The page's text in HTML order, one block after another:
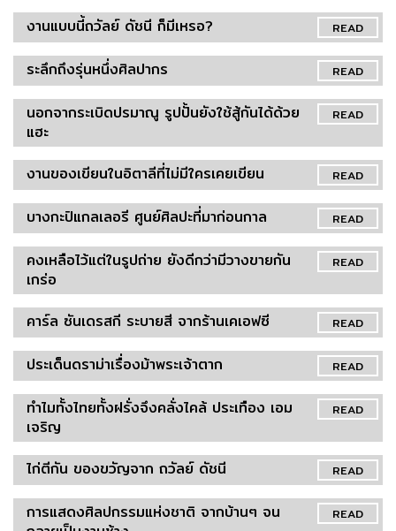
READ
งานแบบนี้ถวัลย์ ดัชนี ก็มีเหรอ?
READ
ระลึกถึงรุ่นหนึ่งศิลปากร
READ
นอกจากระเบิดปรมาณู รูปปั้นยังใช้สู้กันได้ด้วย
แฮะ
READ
งานของเขียนในอิตาลีที่ไม่มีใครเคยเขียน
READ
บางกะปิแกลเลอรี ศูนย์ศิลปะที่มาก่อนกาล
READ
คงเหลือไว้แต่ในรูปถ่าย ยังดีกว่ามีวางขายกัน
เกร่อ
READ
คาร์ล ซันเดรสกี ระบายสี จากร้านเคเอฟซี
READ
ประเด็นดราม่าเรื่องม้าพระเจ้าตาก
READ
ทำไมทั้งไทยทั้งฝรั่งจึงคลั่งไคล้ ประเทือง เอม
เจริญ
READ
ไก่ตีกัน ของขวัญจาก ถวัลย์ ดัชนี
READ
การแสดงศิลปกรรมแห่งชาติ จากบ้านๆ จน